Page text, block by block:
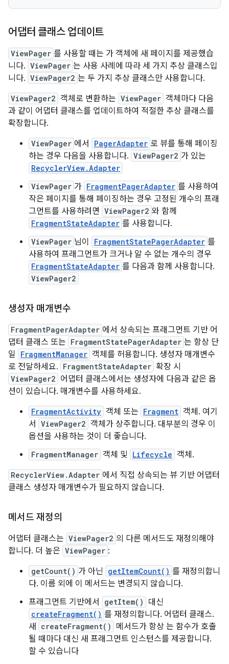
어댑터 클래스 업데이트
ViewPager 를 사용할 때는 가 객체에 새 페이지를 제공했습
니다. ViewPager 는 사용 사례에 따라 세 가지 추상 클래스입
니다. ViewPager2 는 두 가지 추상 클래스만 사용합니다.
ViewPager2 객체로 변환하는 ViewPager 객체마다 다음
과 같이 어댑터 클래스를 업데이트하여 적절한 추상 클래스를
확장합니다.
ViewPager 에서 PagerAdapter 로 뷰를 통해 페이징
하는 경우 다음을 사용합니다. ViewPager2 가 있는
RecyclerView.Adapter
ViewPager 가 FragmentPagerAdapter 를 사용하여
작은 페이지를 통해 페이징하는 경우 고정된 개수의 프래
그먼트를 사용하려면 ViewPager2 와 함께
FragmentStateAdapter 를 사용합니다.
ViewPager 님이 FragmentStatePagerAdapter 를
사용하여 프래그먼트가 크거나 알 수 없는 개수의 경우
FragmentStateAdapter 를 다음과 함께 사용합니다.
ViewPager2
생성자 매개변수
FragmentPagerAdapter 에서 상속되는 프래그먼트 기반 어
댑터 클래스 또는 FragmentStatePagerAdapter 는 항상 단
일
FragmentManager 객체를 허용합니다. 생성자 매개변수
로 전달하세요. FragmentStateAdapter 확장 시
ViewPager2 어댑터 클래스에서는 생성자에 다음과 같은 옵
션이 있습니다. 매개변수를 사용하세요.
FragmentActivity 객체 또는 Fragment 객체. 여기
서
ViewPager2 객체가 상주합니다. 대부분의 경우 이
옵션을 사용하는 것이 더 좋습니다.
FragmentManager 객체 및 Lifecycle 객체.
RecyclerView.Adapter 에서 직접 상속되는 뷰 기반 어댑터
클래스 생성자 매개변수가 필요하지 않습니다.
메서드 재정의
어댑터 클래스는 ViewPager2 의 다른 메서드도 재정의해야
합니다. 더 높은 ViewPager :
getCount() 가 아닌 getItemCount() 를 재정의합니
다. 이름 외에 이 메서드는 변경되지 않습니다.
프래그먼트 기반에서
getItem() 대신
createFragment() 를 재정의합니다. 어댑터 클래스.
새
createFragment()
메서드가 항상 는 함수가 호출
될 때마다 대신 새 프래그먼트 인스턴스를 제공합니다.
할 수 있습니다